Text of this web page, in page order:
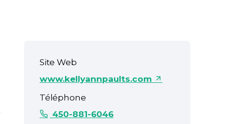
Site Web
www.kellyannpaults.com
Téléphone
450-881-6046